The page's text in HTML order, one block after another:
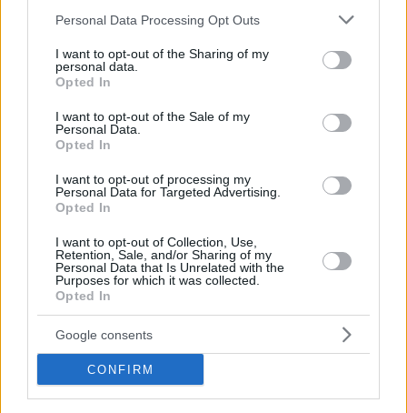
Please note that this website/app uses one or more Google
not limited to your visit or usage behaviour. You may click to
grant or deny consent to Google and its third-party tags to
use your data for below specified purposes in below Google
consent section.
Personal Data Processing Opt Outs
I want to opt-out of the Sharing of my
personal data.
Opted In
I want to opt-out of the Sale of my
Personal Data.
Opted In
I want to opt-out of processing my
Personal Data for Targeted Advertising.
Opted In
I want to opt-out of Collection, Use,
Retention, Sale, and/or Sharing of my
Personal Data that Is Unrelated with the
Purposes for which it was collected.
Opted In
Google consents
CONFIRM
«Με εξαπάτησε, άκουγα τις φήμες πως είναι γκέι και
μου έλεγε να πάω στον ψυχολόγο», ξεσπά η πρώην
σύζυγος του Ραλφ Σουμάχερ
17.08.2024, 21:48 273